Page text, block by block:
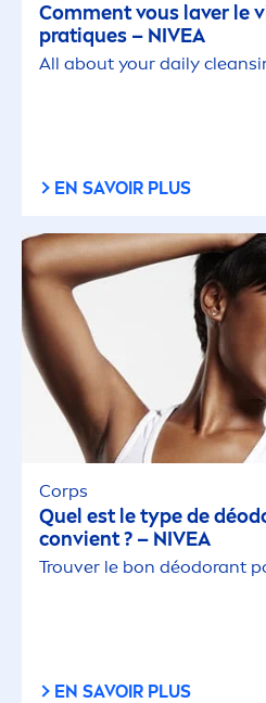
Comment vous laver le
pratiques – NIVEA
All about your daily
EN SAVOIR PLUS
Corps
Quel est le type de
convient ? – NIVEA
Trouver le bon déodorant
EN SAVOIR PLUS